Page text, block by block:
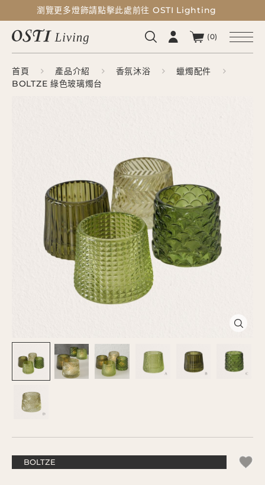
瀏覽更多燈飾請點擊此處前往 OSTI Lighting
瀏覽更多燈飾請點擊此處前往 OSTI Lighting
(0)
首頁 產品介紹 香氛沐浴
蠟燭配件
BOLTZE 綠色玻璃燭台
BOLTZE